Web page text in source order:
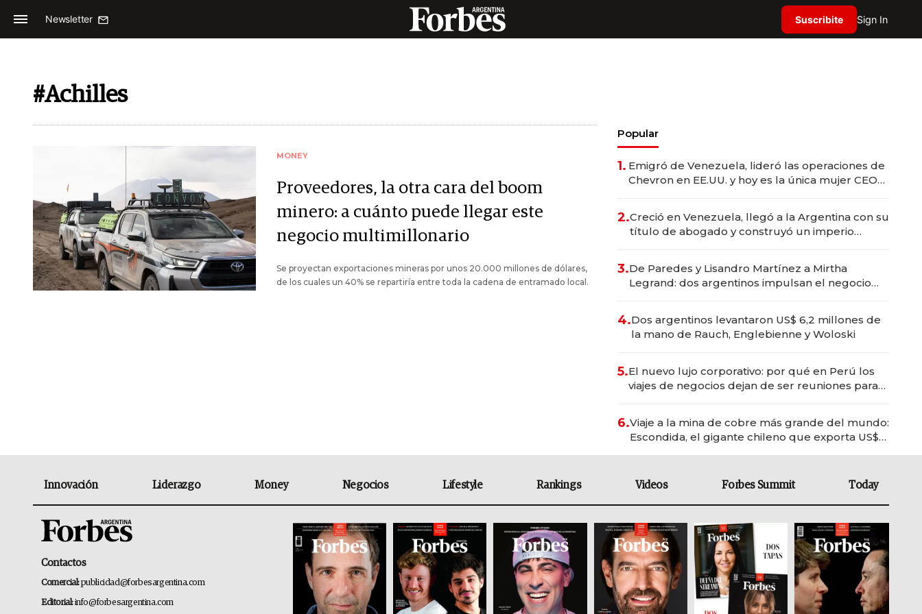
Newsletter Suscribite Sign In
#Achilles
MONEY
Proveedores, la otra cara del boom
minero: a cuánto puede llegar este
negocio multimillonario
Se proyectan exportaciones mineras por unos 20.000 millones de dólares,
de los cuales un 40% se repartiría entre toda la cadena de entramado local.
Popular
1. Emigró de Venezuela, lideró las operaciones de
Chevron en EE.UU. y hoy es la única mujer CEO
2.Creció en Venezuela, llegó a la Argentina con su
título de abogado y construyó un imperio
3.De Paredes y Lisandro Martínez a Mirtha
Legrand: dos argentinos impulsan el negocio
4.Dos argentinos levantaron US$ 6,2 millones de
la mano de Rauch, Englebienne y Woloski
5.El nuevo lujo corporativo: por qué en Perú los
viajes de negocios dejan de ser reuniones para
6.Viaje a la mina de cobre más grande del mundo:
Escondida, el gigante chileno que exporta US$
Innovación Liderazgo Money Negocios Lifestyle Rankings Videos Forbes Summit Today
Contactos
Comercial:publicidad@forbesargentina.com
Editorial:info@forbesargentina.com